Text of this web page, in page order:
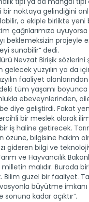
bir noktaya gelindiğini
o ekiple birlikte yeni
çağrılarımıza
beklemeksizin projeyle
sunabilir” dedi.
Nevzat Birişik sözlerini
gelecek yüzyılın ya da
faaliyet
tüm yaşamı boyunca
ebeveynlerinden,
diye geliştirdi. Fakat
bir meslek olarak
iş haline getirecek.
özüne, bilgisine hakim
gideren bilgi ve
ve Hayvancılık
malıdır. Burada
Bilim güzel bir faaliyet.
büyütme imkanı
sonuna kadar açıktır”.
açacak...
balıkçılıkta çığır
nelere...
saklama yöntemlerinden